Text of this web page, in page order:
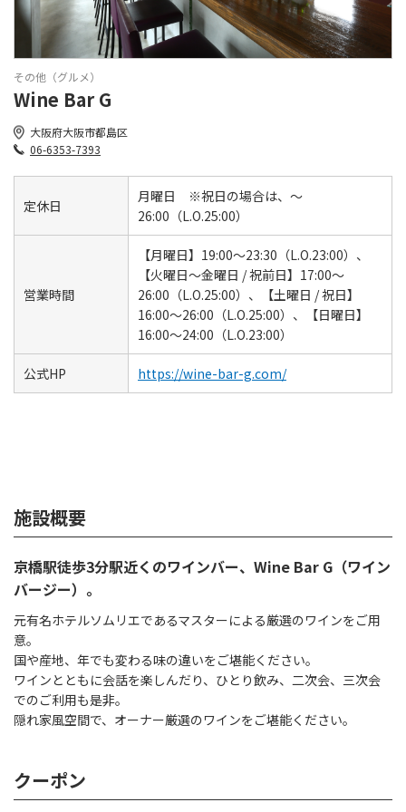
その他（グルメ）
Wine Bar G
大阪府大阪市都島区
06-6353-7393
定休日
月曜日 ※祝日の場合は、～
26:00（L.O.25:00）
営業時間
【月曜日】19:00～23:30（L.O.23:00）、
【火曜日～金曜日 / 祝前日】17:00～
26:00（L.O.25:00）、【土曜日 / 祝日】
16:00～26:00（L.O.25:00）、【日曜日】
16:00～24:00（L.O.23:00）
公式HP https://wine-bar-g.com/
施設概要
京橋駅徒歩3分駅近くのワインバー、Wine Bar G（ワイン
バージー）。
元有名ホテルソムリエであるマスターによる厳選のワインをご用
意。
国や産地、年でも変わる味の違いをご堪能ください。
ワインとともに会話を楽しんだり、ひとり飲み、二次会、三次会
でのご利用も是非。
隠れ家風空間で、オーナー厳選のワインをご堪能ください。
クーポン